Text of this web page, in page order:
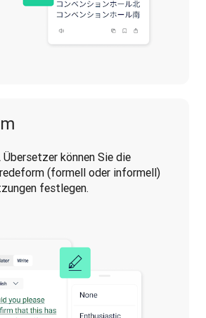
Übersetzer können Sie die
(formell oder informell)
festlegen.